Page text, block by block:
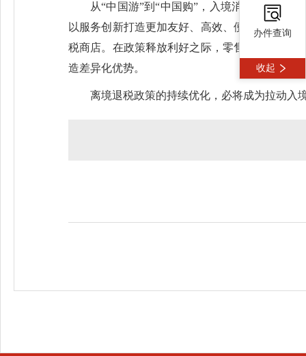
从“中国游”到“中国购”，入境消费增长可
以服务创新打造更加友好、高效、便捷的旅游
税商店。在政策释放利好之际，零售商家不妨
造差异化优势。
离境退税政策的持续优化，必将成为拉动入
办件查询
收起